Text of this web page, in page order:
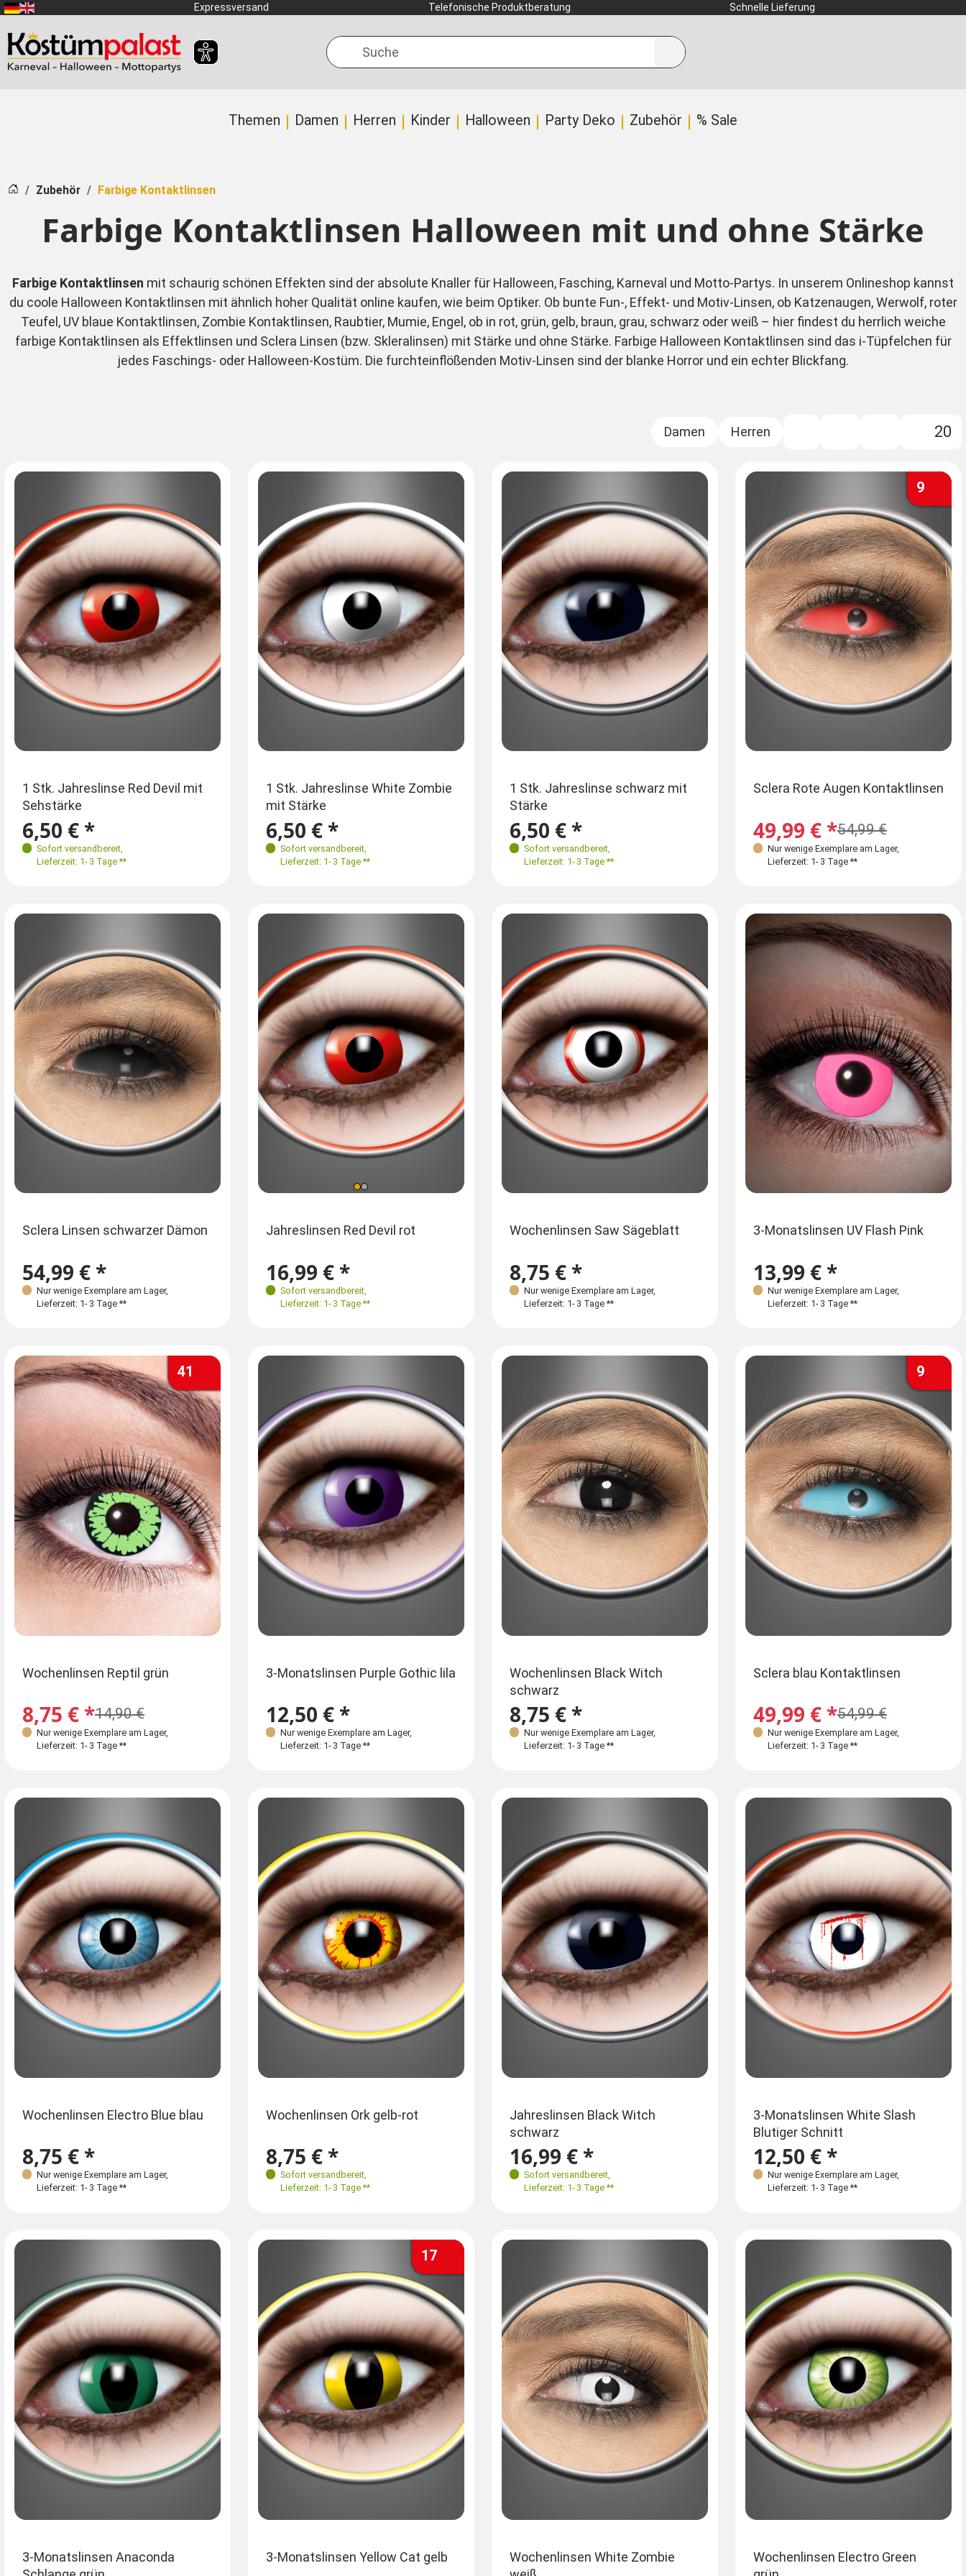
Zum Hauptinhalt springen Expressversand Telefonische Produktberatung Schnelle Lieferung
Suche
Themen Damen Herren Kinder Halloween Party Deko Zubehör % Sale
Startseite
Zubehör Farbige Kontaktlinsen
Farbige Kontaktlinsen Halloween mit und ohne Stärke
Farbige Kontaktlinsen mit schaurig schönen Effekten sind der absolute Knaller für Halloween, Fasching, Karneval und Motto-Partys. In unserem Onlineshop kannst
du coole Halloween Kontaktlinsen mit ähnlich hoher Qualität online kaufen, wie beim Optiker. Ob bunte Fun-, Effekt- und Motiv-Linsen, ob Katzenaugen, Werwolf, roter
Teufel, UV blaue Kontaktlinsen, Zombie Kontaktlinsen, Raubtier, Mumie, Engel, ob in rot, grün, gelb, braun, grau, schwarz oder weiß – hier findest du herrlich weiche
farbige Kontaktlinsen als Effektlinsen und Sclera Linsen (bzw. Skleralinsen) mit Stärke und ohne Stärke. Farbige Halloween Kontaktlinsen sind das i-Tüpfelchen für
jedes Faschings- oder Halloween-Kostüm. Die furchteinflößenden Motiv-Linsen sind der blanke Horror und ein echter Blickfang.
20
1 Stk. Jahreslinse Red Devil mit
Sehstärke
6,50 € *
Sofort versandbereit,
Lieferzeit: 1- 3 Tage **
1 Stk. Jahreslinse White Zombie
mit Stärke
6,50 € *
Sofort versandbereit,
Lieferzeit: 1- 3 Tage **
1 Stk. Jahreslinse schwarz mit
Stärke
6,50 € *
Sofort versandbereit,
Lieferzeit: 1- 3 Tage **
9
Sclera Rote Augen Kontaktlinsen
54,99 €
49,99 € *
Nur wenige Exemplare am Lager,
Lieferzeit: 1- 3 Tage **
Sclera Linsen schwarzer Dämon
54,99 € *
Nur wenige Exemplare am Lager,
Lieferzeit: 1- 3 Tage **
Jahreslinsen Red Devil rot
16,99 € *
Sofort versandbereit,
Lieferzeit: 1- 3 Tage **
Wochenlinsen Saw Sägeblatt
8,75 € *
Nur wenige Exemplare am Lager,
Lieferzeit: 1- 3 Tage **
3-Monatslinsen UV Flash Pink
13,99 € *
Nur wenige Exemplare am Lager,
Lieferzeit: 1- 3 Tage **
41
Wochenlinsen Reptil grün
14,90 €
8,75 € *
Nur wenige Exemplare am Lager,
Lieferzeit: 1- 3 Tage **
3-Monatslinsen Purple Gothic lila
12,50 € *
Nur wenige Exemplare am Lager,
Lieferzeit: 1- 3 Tage **
Wochenlinsen Black Witch
schwarz
8,75 € *
Nur wenige Exemplare am Lager,
Lieferzeit: 1- 3 Tage **
9
Sclera blau Kontaktlinsen
54,99 €
49,99 € *
Nur wenige Exemplare am Lager,
Lieferzeit: 1- 3 Tage **
Wochenlinsen Electro Blue blau
8,75 € *
Nur wenige Exemplare am Lager,
Lieferzeit: 1- 3 Tage **
Wochenlinsen Ork gelb-rot
8,75 € *
Sofort versandbereit,
Lieferzeit: 1- 3 Tage **
Jahreslinsen Black Witch
schwarz
16,99 € *
Sofort versandbereit,
Lieferzeit: 1- 3 Tage **
3-Monatslinsen White Slash
Blutiger Schnitt
12,50 € *
Nur wenige Exemplare am Lager,
Lieferzeit: 1- 3 Tage **
3-Monatslinsen Anaconda
17
3-Monatslinsen Yellow Cat gelb
Wochenlinsen White Zombie
Wochenlinsen Electro Green